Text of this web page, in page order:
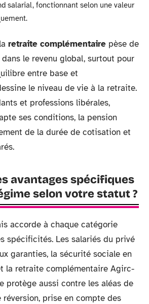
salarial, fonctionnant selon une valeur
retraite complémentaire pèse de
le revenu global, surtout pour
entre base et
le niveau de vie à la retraite.
et professions libérales,
ses conditions, la pension
de la durée de cotisation et
avantages spécifiques
selon votre statut ?
accorde à chaque catégorie
spécificités. Les salariés du privé
garanties, la sécurité sociale en
la retraite complémentaire Agirc-
protège aussi contre les aléas de
réversion, prise en compte des